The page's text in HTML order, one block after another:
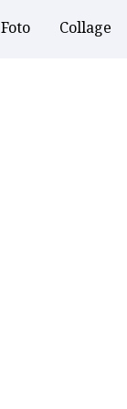
Foto Collage